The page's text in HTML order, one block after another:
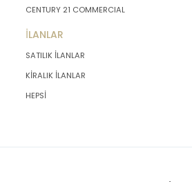
CENTURY 21 COMMERCIAL
İLANLAR
SATILIK İLANLAR
KİRALIK İLANLAR
HEPSİ